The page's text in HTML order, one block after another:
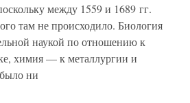
между 1559 и 1689 гг.
там не происходило. Биология
наукой по отношению к
химия — к металлургии и
ни